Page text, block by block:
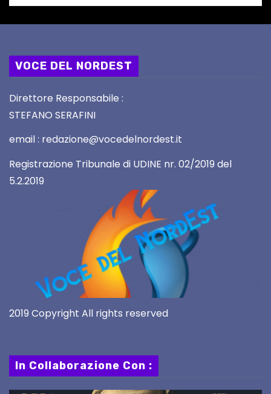
VOCE DEL NORDEST
Direttore Responsabile :
STEFANO SERAFINI
email : redazione@vocedelnordest.it
Registrazione Tribunale di UDINE nr. 02/2019 del
5.2.2019
2019 Copyright All rights reserved
In Collaborazione Con :